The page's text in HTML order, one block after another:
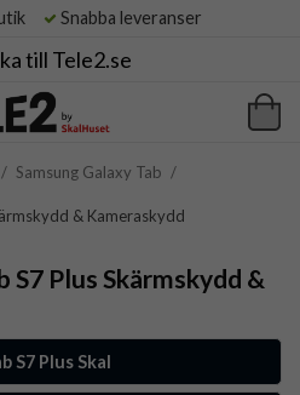
Snabba leveranser
till Tele2.se
/ Samsung Galaxy Tab /
& Kameraskydd
S7 Plus Skärmskydd &
S7 Plus Skal